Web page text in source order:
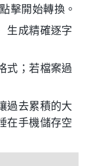
擊開始轉換。
生成精確逐字
式；若檔案過
過去累積的大
在手機儲存空